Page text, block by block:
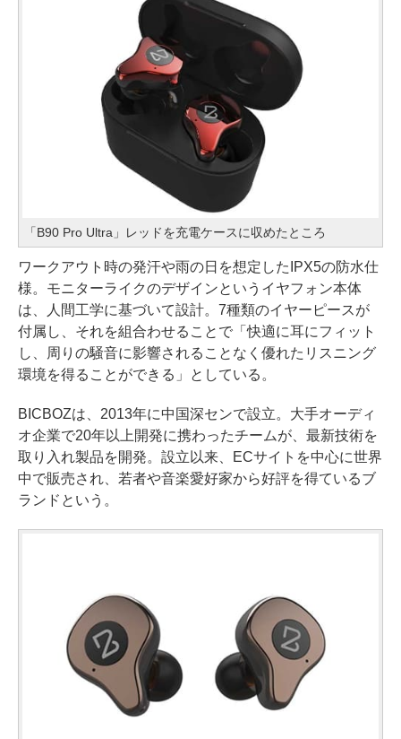
「B90 Pro Ultra」レッドを充電ケースに収めたところ
ワークアウト時の発汗や雨の日を想定したIPX5の防水仕
様。モニターライクのデザインというイヤフォン本体
は、人間工学に基づいて設計。7種類のイヤーピースが
付属し、それを組合わせることで「快適に耳にフィット
し、周りの騒音に影響されることなく優れたリスニング
環境を得ることができる」としている。
BICBOZは、2013年に中国深センで設立。大手オーディ
オ企業で20年以上開発に携わったチームが、最新技術を
取り入れ製品を開発。設立以来、ECサイトを中心に世界
中で販売され、若者や音楽愛好家から好評を得ているブ
ランドという。